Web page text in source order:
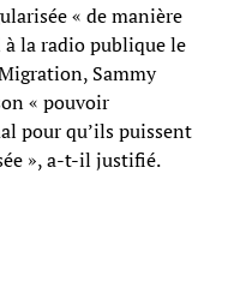
« de manière
la radio publique le
Sammy
« pouvoir
pour qu’ils puissent
», a-t-il justifié.